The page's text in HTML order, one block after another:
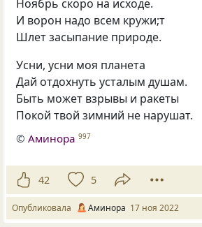
Ноябрь скоро на исходе.
И ворон надо всем кружи;т
Шлет засыпание природе.
Усни, усни моя планета
Дай отдохнуть усталым душам.
Быть может взрывы и ракеты
Покой твой зимний не нарушат.
©Аминора 997
42 5
Опубликовала Аминора 17 ноя 2022